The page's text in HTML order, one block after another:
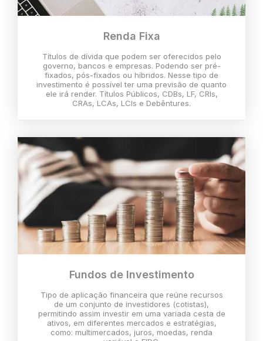
Renda Fixa
Títulos de dívida que podem ser oferecidos pelo
governo, bancos e empresas. Podendo ser pré-
fixados, pós-fixados ou híbridos. Nesse tipo de
investimento é possível ter uma previsão de quanto
ele irá render. Títulos Públicos, CDBs, LF, CRIs,
CRAs, LCAs, LCIs e Debêntures.
Fundos de Investimento
Tipo de aplicação financeira que reúne recursos
de um conjunto de investidores (cotistas),
permitindo assim investir em uma variada cesta de
ativos, em diferentes mercados e estratégias,
como: multimercados, juros, moedas, renda